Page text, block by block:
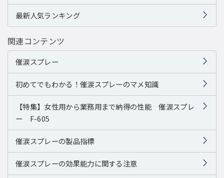
最新人気ランキング
関連コンテンツ
催涙スプレー
初めてでもわかる！催涙スプレーのマメ知識
【特集】女性用から業務用まで納得の性能 催涙スプレ
ー F-605
催涙スプレーの製品指標
催涙スプレーの効果能力に関する注意